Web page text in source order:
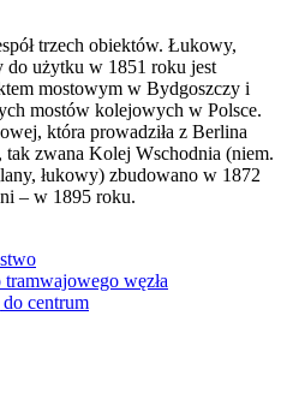
trzech obiektów. Łukowy,
do użytku w 1851 roku jest
mostowym w Bydgoszczy i
mostów kolejowych w Polsce.
która prowadziła z Berlina
zwana Kolej Wschodnia (niem.
łukowy) zbudowano w 1872
– w 1895 roku.
węzła
centrum